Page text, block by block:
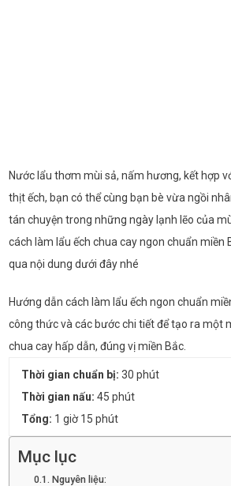
Nước lẩu thơm mùi sả, nấm hương, kết hợp
thịt ếch, bạn có thể cùng bạn bè vừa ngồi
tán chuyện trong những ngày lạnh lẽo của
cách làm lẩu ếch chua cay ngon chuẩn miền
qua nội dung dưới đây nhé
Hướng dẫn cách làm lẩu ếch ngon chuẩn
công thức và các bước chi tiết để tạo ra một
chua cay hấp dẫn, đúng vị miền Bắc.
Thời gian chuẩn bị: 30 phút
Thời gian nấu: 45 phút
Tổng: 1 giờ 15 phút
Mục lục
Nguyên liệu: